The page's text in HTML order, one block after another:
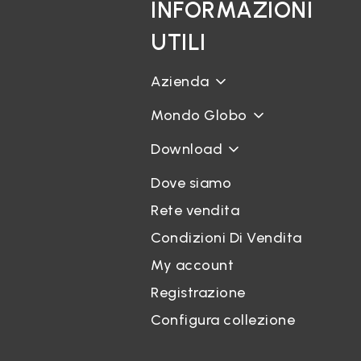
INFORMAZIONI
UTILI
Azienda
Mondo Globo
Download
Dove siamo
Rete vendita
Condizioni Di Vendita
My account
Registrazione
Configura collezione